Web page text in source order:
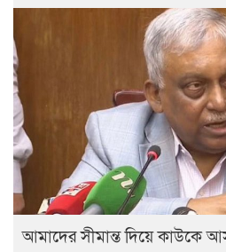
আমাদের সীমান্ত দিয়ে কাউকে